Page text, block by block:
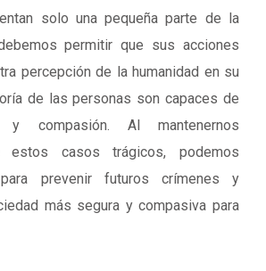
solo una pequeña parte de la
permitir que sus acciones
percepción de la humanidad en su
de las personas son capaces de
y compasión. Al mantenernos
estos casos trágicos, podemos
prevenir futuros crímenes y
más segura y compasiva para